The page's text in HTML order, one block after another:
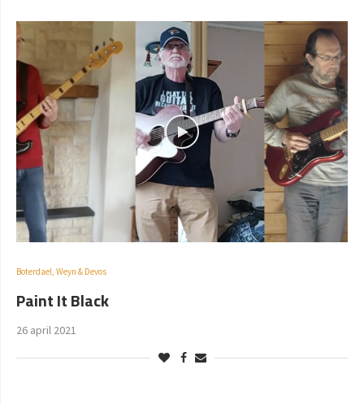
Boterdael, Weyn & Devos
Paint It Black
26 april 2021